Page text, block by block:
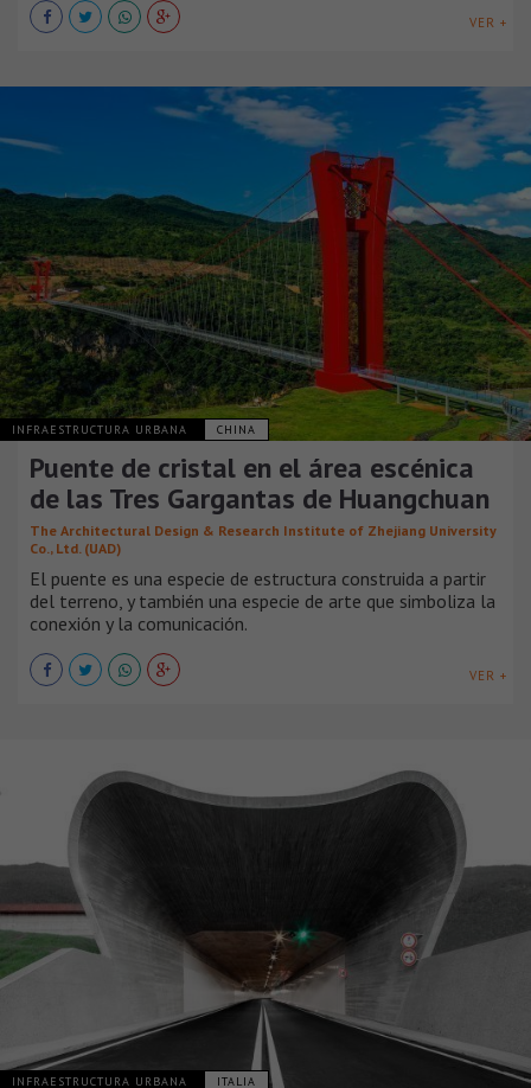
VER +
INFRAESTRUCTURA URBANA CHINA
Puente de cristal en el área escénica
de las Tres Gargantas de Huangchuan
The Architectural Design & Research Institute of Zhejiang University
Co., Ltd. (UAD)
El puente es una especie de estructura construida a partir
del terreno, y también una especie de arte que simboliza la
conexión y la comunicación.
VER +
INFRAESTRUCTURA URBANA ITALIA